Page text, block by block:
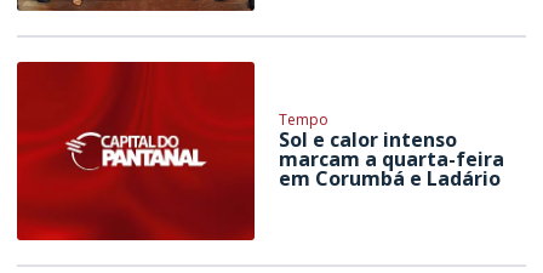
Tempo
Sol e calor intenso
marcam a quarta-feira
em Corumbá e Ladário